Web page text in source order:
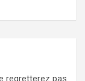
regretterez pas